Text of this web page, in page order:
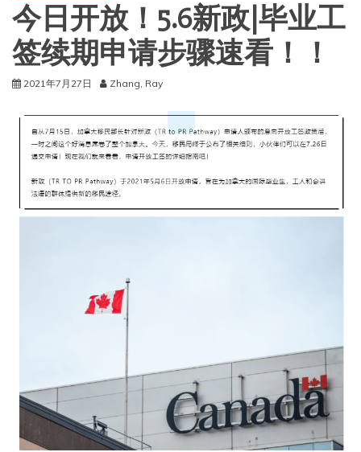
今日开放！5.6新政|毕业工
签续期申请步骤速看！！
2021年7月27日 Zhang, Ray